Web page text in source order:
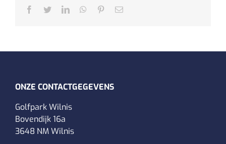
Facebook
TwitterLinkedInWhatsApp
Pinterest
E-
ONZE CONTACTGEGEVENS
Golfpark Wilnis
Bovendijk 16a
3648 NM Wilnis